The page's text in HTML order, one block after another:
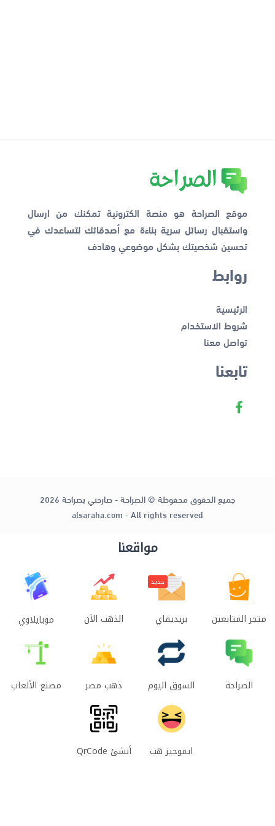
موقع الصراحة هو منصة الكترونية تمكنك من ارسال
واستقبال رسائل سرية بناءة مع أصدقائك لتساعدك في
تحسين شخصيتك بشكل موضوعي وهادف
روابط
الرئيسية
شروط الاستخدام
تواصل معنا
تابعنا
جميع الحقوق محفوظة © الصراحة - صارحني بصراحة 2026
alsaraha.com - All rights reserved